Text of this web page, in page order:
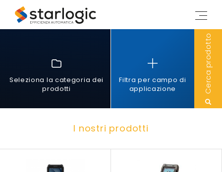
M
Seleziona la categoria dei
prodotti
Filtra per campo di
applicazione
Cerca prodotto
I nostri prodotti